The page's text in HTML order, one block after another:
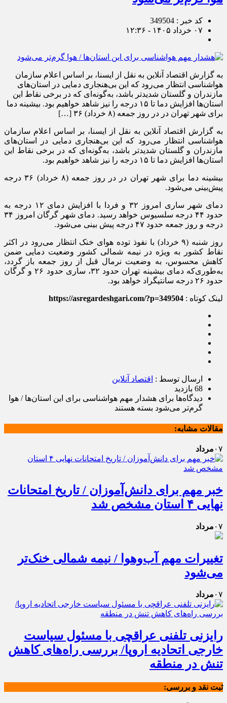
کد خبر : 349504
۰۷ خرداد ۱۴۰۵ - ۱۲:۳۶
به گزارش اقتصاد آنلاین به نقل از ایسنا، بر اساس اعلام سازمان
هواشناسی انتظار می‌رود که این بی‌هنجاری دمایی در استان‌های
مازندران و گلستان شدیدتر باشد، به‌گونه‌ای که در برخی نقاط این
استان‌ها افزایش دما تا ۱۵ درجه را نیز شاهد خواهیم بود. بیشینه دما
برای شهر تهران در در روز جمعه (۸ خرداد) ۳۶ […]
به گزارش اقتصاد آنلاین به نقل از ایسنا، بر اساس اعلام سازمان
هواشناسی انتظار می‌رود که این بی‌هنجاری دمایی در استان‌های
مازندران و گلستان شدیدتر باشد، به‌گونه‌ای که در برخی نقاط این
استان‌ها افزایش دما تا ۱۵ درجه را نیز شاهد خواهیم بود.
بیشینه دما برای شهر تهران در در روز جمعه (۸ خرداد) ۳۶ درجه
پیش‌بینی می‌شود.
دمای شهر ساری امروز ۳۲ و فردا با افزایش دمای ۱۲ درجه به
حدود ۴۴ درجه سلسیوس خواهد رسید. دمای شهر گرگان امروز ۳۴
درجه و روز جمعه حدود ۴۷ درجه پیش بینی می‌شود.
روز شنبه (۹ خرداد) با نفوذ توده هوای خنک انتظار می‌رود در اکثر
نقاط کشور به ویژه در نیمه شمالی کشور وضعیت دمایی ضمن
کاهش محسوس، به وضعیت نرمال قبل از روز جمعه باز گردد،
به‌طوری‌که دمای بیشینه تهران حدود ۳۲، ساری حدود ۲۶ و گرگان
حدود ۲۶ درجه سانتیگراد خواهد بود.
لینک کوتاه : https://asregardeshgari.com/?p=349504
ارسال توسط : اقتصاد آنلاین
68 بازدید
دیدگاه‌ها برای هشدار مهم هواشناسی برای این استان‌ها / هوا
گرم‌تر می‌شود بسته هستند
مقالات مشابه:
۰۷ مرداد
خبر مهم برای دانش‌آموزان / تاریخ امتحانات
نهایی ۴ استان مشخص شد
۰۷ مرداد
تغییرات مهم آب‌وهوا / نیمه شمالی خنک‌تر
می‌شود
۰۷ مرداد
رایزنی تلفنی عراقچی با مسئول سیاست
خارجی اتحادیه اروپا/ بررسی راه‌های کاهش
تنش در منطقه
ثبت نقد و بررسی: